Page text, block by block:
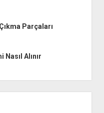
Parçaları
Alınır